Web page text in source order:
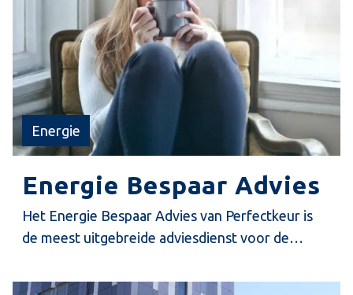
Energie
Energie Bespaar Advies
Het Energie Bespaar Advies van Perfectkeur is
de meest uitgebreide adviesdienst voor de
begeleiding van onze EP-adviseur start u direct